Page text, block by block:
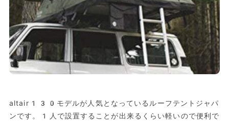
altair130モデルが人気となっているルーフテントジャパ
ンです。1人で設置することが出来るくらい軽いので便利で